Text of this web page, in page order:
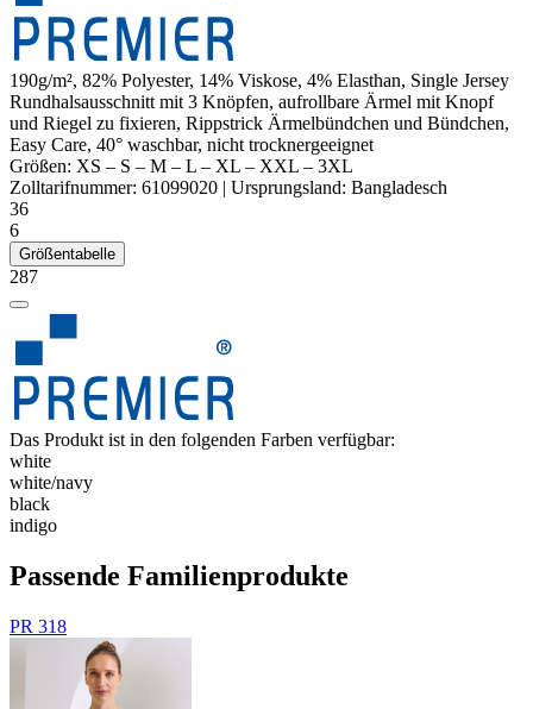
190g/m², 82% Polyester, 14% Viskose, 4% Elasthan, Single Jersey
Rundhalsausschnitt mit 3 Knöpfen, aufrollbare Ärmel mit Knopf
und Riegel zu fixieren, Rippstrick Ärmelbündchen und Bündchen,
Easy Care, 40° waschbar, nicht trocknergeeignet
Größen: XS – S – M – L – XL – XXL – 3XL
Zolltarifnummer: 61099020 | Ursprungsland: Bangladesch
36
6
Größentabelle
287
Das Produkt ist in den folgenden Farben verfügbar:
white
white/​navy
black
indigo
Passende Familienprodukte
PR 318